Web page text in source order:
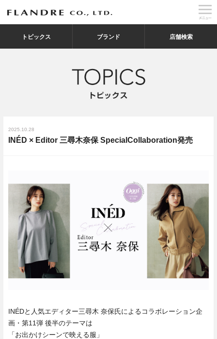
トピックス ブランド 店舗検索
INÉD × Editor 三尋木奈保 SpecialCollaboration発売
2025.10.28
INÉDと人気エディター三尋木 奈保氏によるコラボレーション企
画・第11弾 後半のテーマは
「お出かけシーンで映える服」